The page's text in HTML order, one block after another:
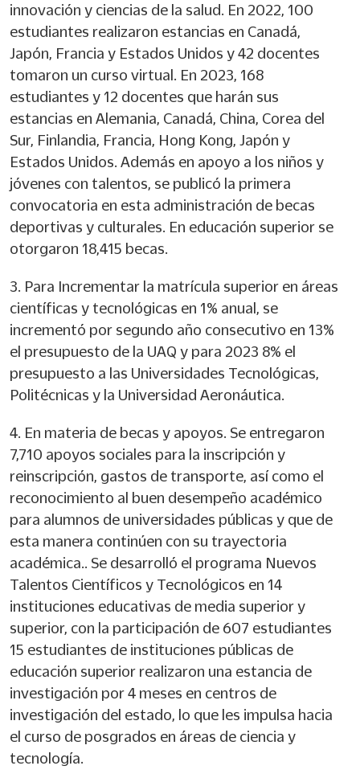
innovación y ciencias de la salud. En 2022, 100
estudiantes realizaron estancias en Canadá,
Japón, Francia y Estados Unidos y 42 docentes
tomaron un curso virtual. En 2023, 168
estudiantes y 12 docentes que harán sus
estancias en Alemania, Canadá, China, Corea del
Sur, Finlandia, Francia, Hong Kong, Japón y
Estados Unidos. Además en apoyo a los niños y
jóvenes con talentos, se publicó la primera
convocatoria en esta administración de becas
deportivas y culturales. En educación superior se
otorgaron 18,415 becas.
3. Para Incrementar la matrícula superior en áreas
científicas y tecnológicas en 1% anual, se
incrementó por segundo año consecutivo en 13%
el presupuesto de la UAQ y para 2023 8% el
presupuesto a las Universidades Tecnológicas,
Politécnicas y la Universidad Aeronáutica.
4. En materia de becas y apoyos. Se entregaron
7,710 apoyos sociales para la inscripción y
reinscripción, gastos de transporte, así como el
reconocimiento al buen desempeño académico
para alumnos de universidades públicas y que de
esta manera continúen con su trayectoria
académica.. Se desarrolló el programa Nuevos
Talentos Científicos y Tecnológicos en 14
instituciones educativas de media superior y
superior, con la participación de 607 estudiantes
15 estudiantes de instituciones públicas de
educación superior realizaron una estancia de
investigación por 4 meses en centros de
investigación del estado, lo que les impulsa hacia
el curso de posgrados en áreas de ciencia y
tecnología.